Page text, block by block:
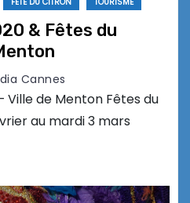
& Fêtes du
Cannes
Ville de Menton Fêtes du
au mardi 3 mars